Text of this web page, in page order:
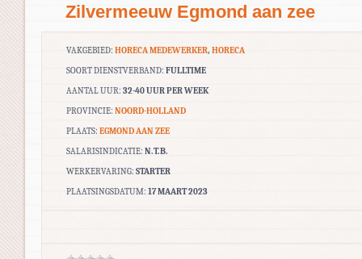
Zilvermeeuw Egmond aan zee
VAKGEBIED: HORECA MEDEWERKER, HORECA
SOORT DIENSTVERBAND: FULLTIME
AANTAL UUR: 32-40 UUR PER WEEK
PROVINCIE: NOORD-HOLLAND
PLAATS: EGMOND AAN ZEE
SALARISINDICATIE: N.T.B.
WERKERVARING: STARTER
PLAATSINGSDATUM: 17 MAART 2023